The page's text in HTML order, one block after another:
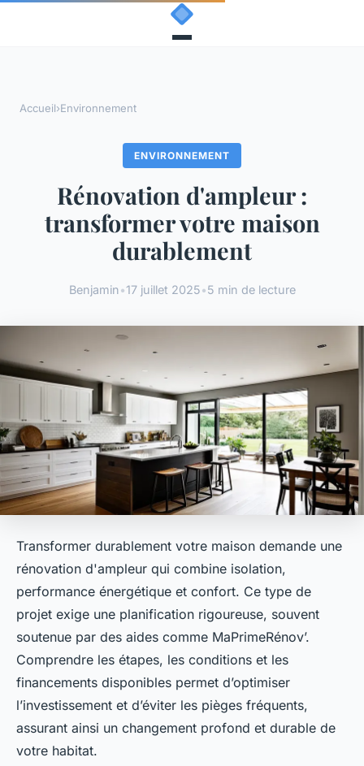
Accueil›Environnement
ENVIRONNEMENT
Rénovation d'ampleur :
transformer votre maison
durablement
Benjamin•17 juillet 2025•5 min de lecture
Transformer durablement votre maison demande une
rénovation d'ampleur qui combine isolation,
performance énergétique et confort. Ce type de
projet exige une planification rigoureuse, souvent
soutenue par des aides comme MaPrimeRénov’.
Comprendre les étapes, les conditions et les
financements disponibles permet d’optimiser
l’investissement et d’éviter les pièges fréquents,
assurant ainsi un changement profond et durable de
votre habitat.